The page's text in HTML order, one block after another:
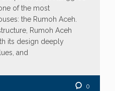
of the most
the Rumoh Aceh.
Rumoh Aceh
its design deeply
and
0